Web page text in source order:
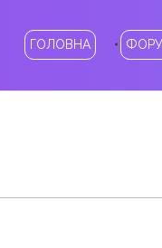
ГОЛОВНА